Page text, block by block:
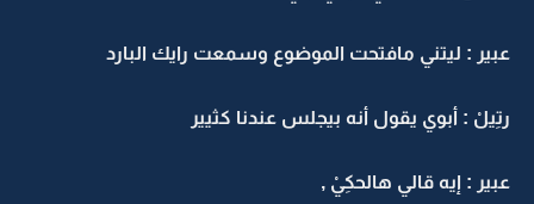
عبير : ليتني مافتحت الموضوع وسمعت رايك البارد
رتِيلْ : أبوي يقول أنه بيجلس عندنا كثيير
عبير : إيه قالي هالحكِيْ ,